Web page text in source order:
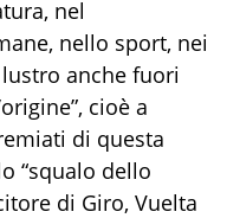
nel
nello sport, nei
anche fuori
”, cioè a
di questa
“squalo dello
di Giro, Vuelta